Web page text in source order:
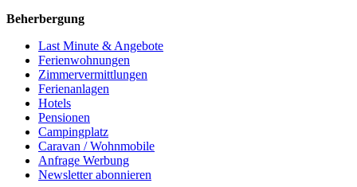
Beherbergung
Last Minute & Angebote
Ferienwohnungen
Zimmervermittlungen
Ferienanlagen
Hotels
Pensionen
Campingplatz
Caravan / Wohnmobile
Anfrage Werbung
Newsletter abonnieren